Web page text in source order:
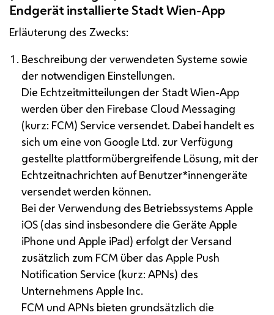
Endgerät installierte Stadt Wien-App
Erläuterung des Zwecks:
Beschreibung der verwendeten Systeme sowie
der notwendigen Einstellungen.
Die Echtzeitmitteilungen der Stadt Wien-App
werden über den Firebase Cloud Messaging
(kurz: FCM) Service versendet. Dabei handelt es
sich um eine von Google Ltd. zur Verfügung
gestellte plattformübergreifende Lösung, mit der
Echtzeitnachrichten auf Benutzer*innengeräte
versendet werden können.
Bei der Verwendung des BetriebssystemsApple
iOS (das sind insbesondere die GeräteApple
iPhone undApple iPad) erfolgt der Versand
zusätzlich zum FCM über dasApple Push
Notification Service (kurz: APNs) des
UnternehmensApple Inc.
FCM undAPNs bieten grundsätzlich die